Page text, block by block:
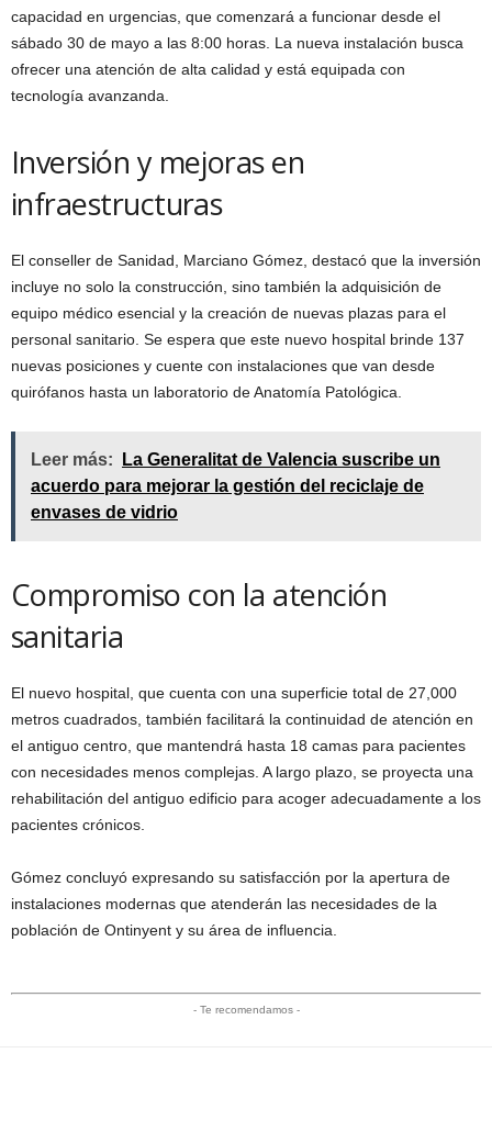
capacidad en urgencias, que comenzará a funcionar desde el
sábado 30 de mayo a las 8:00 horas. La nueva instalación busca
ofrecer una atención de alta calidad y está equipada con
tecnología avanzanda.
Inversión y mejoras en
infraestructuras
El conseller de Sanidad, Marciano Gómez, destacó que la inversión
incluye no solo la construcción, sino también la adquisición de
equipo médico esencial y la creación de nuevas plazas para el
personal sanitario. Se espera que este nuevo hospital brinde 137
nuevas posiciones y cuente con instalaciones que van desde
quirófanos hasta un laboratorio de Anatomía Patológica.
Leer más:
La Generalitat de Valencia suscribe un
acuerdo para mejorar la gestión del reciclaje de
envases de vidrio
Compromiso con la atención
sanitaria
El nuevo hospital, que cuenta con una superficie total de 27,000
metros cuadrados, también facilitará la continuidad de atención en
el antiguo centro, que mantendrá hasta 18 camas para pacientes
con necesidades menos complejas. A largo plazo, se proyecta una
rehabilitación del antiguo edificio para acoger adecuadamente a los
pacientes crónicos.
Gómez concluyó expresando su satisfacción por la apertura de
instalaciones modernas que atenderán las necesidades de la
población de Ontinyent y su área de influencia.
- Te recomendamos -